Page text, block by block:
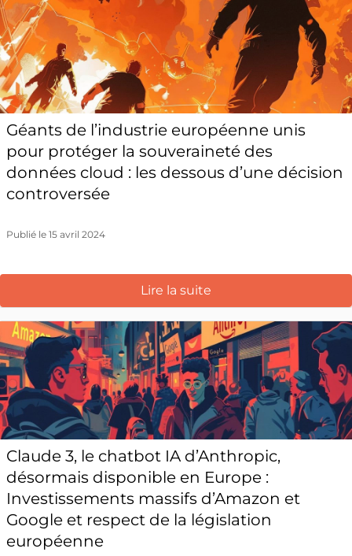
Géants de l’industrie européenne unis
pour protéger la souveraineté des
données cloud : les dessous d’une décision
controversée
Publié le 15 avril 2024
Lire la suite
Claude 3, le chatbot IA d’Anthropic,
désormais disponible en Europe :
Investissements massifs d’Amazon et
Google et respect de la législation
européenne